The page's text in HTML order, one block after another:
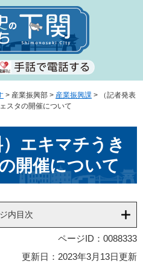
> 産業振興部 > 産業振興課 >
（記者発表
スタの開催について
）エキマチうき
開催について
内目次
ページID：0088333
更新日：2023年3月13日更新